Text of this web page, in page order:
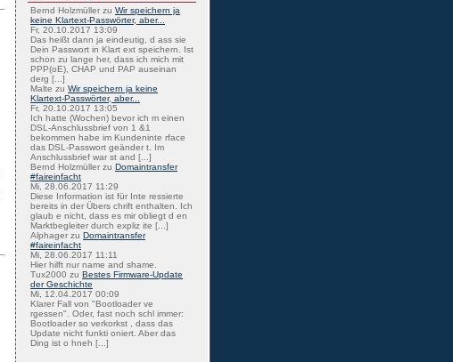
Bernd Holzmüller zu Wir speichern ja
keine Klartext-Passwörter, aber...
Fr, 20.10.2017 13:09
Das heißt dann ja eindeutig, d ass sie
Dein Passwort in Klart ext speichern. Ist
schon zu lange her, dass ich mich mit
PPP(oE), CHAP und PAP auseinan
derg [...]
Malte zu Wir speichern ja keine
Klartext-Passwörter, aber...
Fr, 20.10.2017 13:05
Ich hatte (Wochen) bevor ich m einen
DSL-Anschlussbrief von 1 &1
bekommen habe im Kundeninte rface
das DSL-Passwort geänder t. Im
Anschlussbrief war st and [...]
Bernd Holzmüller zu Domaintransfer
#faireinfacht
Mi, 28.06.2017 11:29
Diese Information ist für Inte ressierte
bereits in der Übers chrift enthalten. Ich
glaub e nicht, dass es mir obliegt d en
Marktbegleiter durch expliz ite [...]
Alphager zu Domaintransfer
#faireinfacht
Mi, 28.06.2017 11:11
Hier hilft nur name and shame.
Tux2000 zu Bestes Firmware-Update
der Geschichte
Mi, 12.04.2017 00:09
Klarer Fall von "Bootloader ve
rgessen". Oder, fast noch schl immer:
Bootloader so verkorkst , dass das
Update nicht funkti oniert. Aber das
Ding ist o hneh [...]